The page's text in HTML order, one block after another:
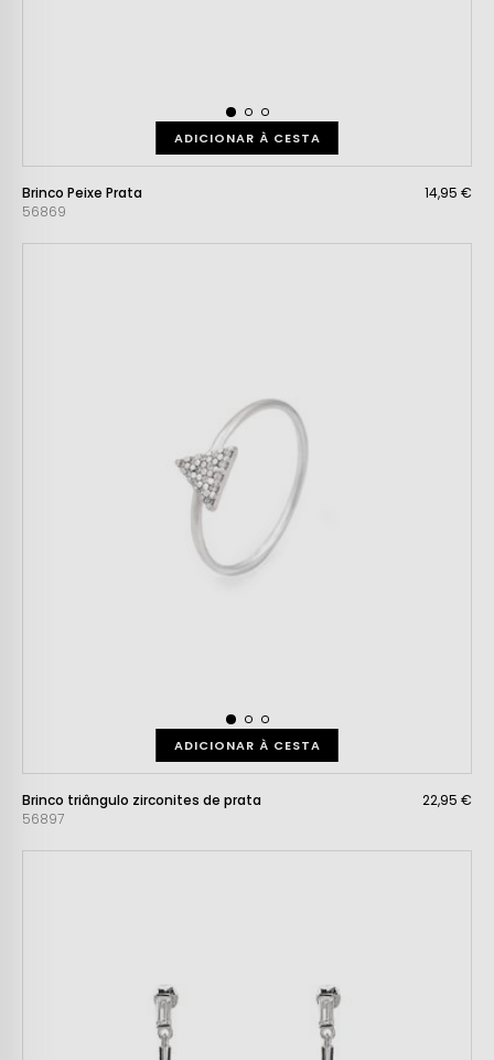
ADICIONAR À CESTA
Brinco Peixe Prata
56869
14,95 €
ADICIONAR À CESTA
Brinco triângulo zirconites de prata
56897
22,95 €